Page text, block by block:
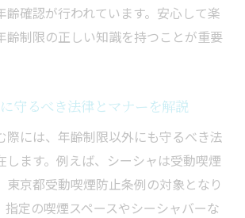
齢確認が行われています。安心して楽
齢制限の正しい知識を持つことが重要
守るべき法律とマナーを解説
際には、年齢制限以外にも守るべき法
します。例えば、シーシャは受動喫煙
東京都受動喫煙防止条例の対象となり
指定の喫煙スペースやシーシャバーな